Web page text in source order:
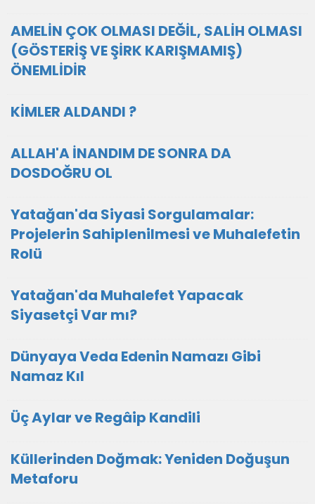
AMELİN ÇOK OLMASI DEĞİL, SALİH OLMASI
(GÖSTERİŞ VE ŞİRK KARIŞMAMIŞ)
ÖNEMLİDİR
KİMLER ALDANDI ?
ALLAH'A İNANDIM DE SONRA DA
DOSDOĞRU OL
Yatağan'da Siyasi Sorgulamalar:
Projelerin Sahiplenilmesi ve Muhalefetin
Rolü
Yatağan'da Muhalefet Yapacak
Siyasetçi Var mı?
Dünyaya Veda Edenin Namazı Gibi
Namaz Kıl
Üç Aylar ve Regâip Kandili
Küllerinden Doğmak: Yeniden Doğuşun
Metaforu